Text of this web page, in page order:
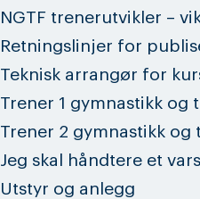
NGTF trenerutvikler –
Retningslinjer for
Teknisk arrangør for
Trener 1 gymnastikk og
Trener 2 gymnastikk og
Jeg skal håndtere et
Utstyr og anlegg